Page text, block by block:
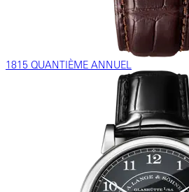
1815 QUANTIÈME ANNUEL